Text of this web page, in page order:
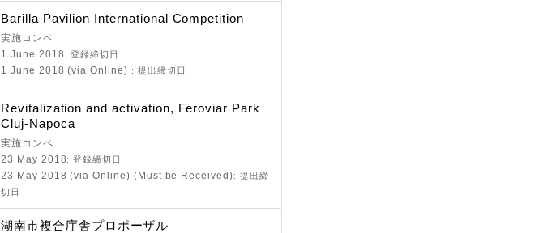
Barilla Pavilion International Competition
実施コンペ
1 June 2018: 登録締切日
1 June 2018 (via Online) : 提出締切日
Revitalization and activation, Feroviar Park
Cluj-Napoca
実施コンペ
23 May 2018: 登録締切日
23 May 2018(via Online)(Must be Received): 提出締
切日
湖南市複合庁舎プロポーザル